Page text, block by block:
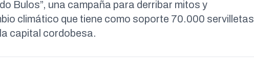
Bulos”, una campaña para derribar mitos y
climático que tiene como soporte 70.000 servilletas
capital cordobesa.